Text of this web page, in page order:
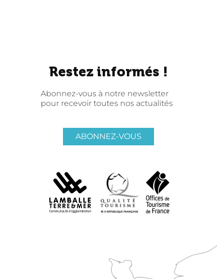
Restez informés !
Abonnez-vous à notre newsletter
pour recevoir toutes nos actualités
ABONNEZ-VOUS